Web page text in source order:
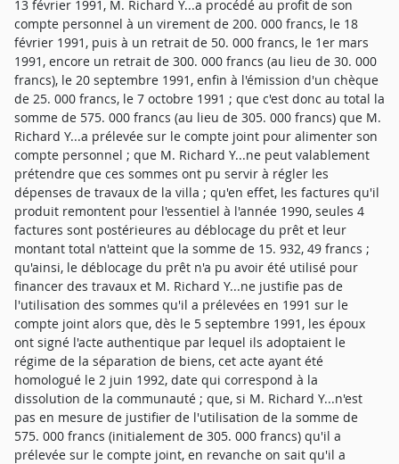
13 février 1991, M. Richard Y...a procédé au profit de son
compte personnel à un virement de 200. 000 francs, le 18
février 1991, puis à un retrait de 50. 000 francs, le 1er mars
1991, encore un retrait de 300. 000 francs (au lieu de 30. 000
francs), le 20 septembre 1991, enfin à l'émission d'un chèque
de 25. 000 francs, le 7 octobre 1991 ; que c'est donc au total la
somme de 575. 000 francs (au lieu de 305. 000 francs) que M.
Richard Y...a prélevée sur le compte joint pour alimenter son
compte personnel ; que M. Richard Y...ne peut valablement
prétendre que ces sommes ont pu servir à régler les
dépenses de travaux de la villa ; qu'en effet, les factures qu'il
produit remontent pour l'essentiel à l'année 1990, seules 4
factures sont postérieures au déblocage du prêt et leur
montant total n'atteint que la somme de 15. 932, 49 francs ;
qu'ainsi, le déblocage du prêt n'a pu avoir été utilisé pour
financer des travaux et M. Richard Y...ne justifie pas de
l'utilisation des sommes qu'il a prélevées en 1991 sur le
compte joint alors que, dès le 5 septembre 1991, les époux
ont signé l'acte authentique par lequel ils adoptaient le
régime de la séparation de biens, cet acte ayant été
homologué le 2 juin 1992, date qui correspond à la
dissolution de la communauté ; que, si M. Richard Y...n'est
pas en mesure de justifier de l'utilisation de la somme de
575. 000 francs (initialement de 305. 000 francs) qu'il a
prélevée sur le compte joint, en revanche on sait qu'il a